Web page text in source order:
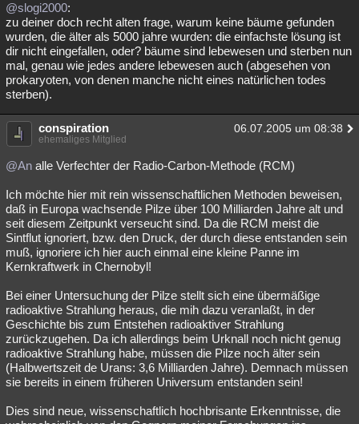
@slogi2000:
zu deiner doch recht alten frage, warum keine bäume gefunden
wurden, die älter als 5000 jahre wurden: die einfachste lösung ist
dir nicht eingefallen, oder? bäume sind lebewesen und sterben nun
mal, genau wie jedes andere lebewesen auch (abgesehen von
prokaryoten, von denen manche nicht eines natürlichen todes
sterben).
conspiration 06.07.2005 um 08:38
ehemaliges Mitglied
@An alle Verfechter der Radio-Carbon-Methode (RCM)
Ich möchte hier mit rein wissenschaftlichen Methoden beweisen,
daß in Europa wachsende Pilze über 100 Milliarden Jahre alt und
seit diesem Zeitpunkt verseucht sind. Da die RCM meist die
Sintflut ignoriert, bzw. den Druck, der durch diese entstanden sein
muß, ignoriere ich hier auch einmal eine kleine Panne im
Kernkraftwerk in Chernobyl!
Bei einer Untersuchung der Pilze stellt sich eine übermäßige
radioaktive Strahlung heraus, die mih dazu veranlaßt, in der
Geschichte bis zum Entstehen radioaktiver Strahlung
zurückzugehen. Da ich allerdings beim Urknall noch nicht genug
radioaktive Strahlung habe, müssen die Pilze noch älter sein
(Halbwertszeit de Urans: 3,6 Milliarden Jahre). Demnach müssen
sie bereits in einem früheren Universum entstanden sein!
Dies sind neue, wissenschaftlich hochbrisante Erkenntnisse, die